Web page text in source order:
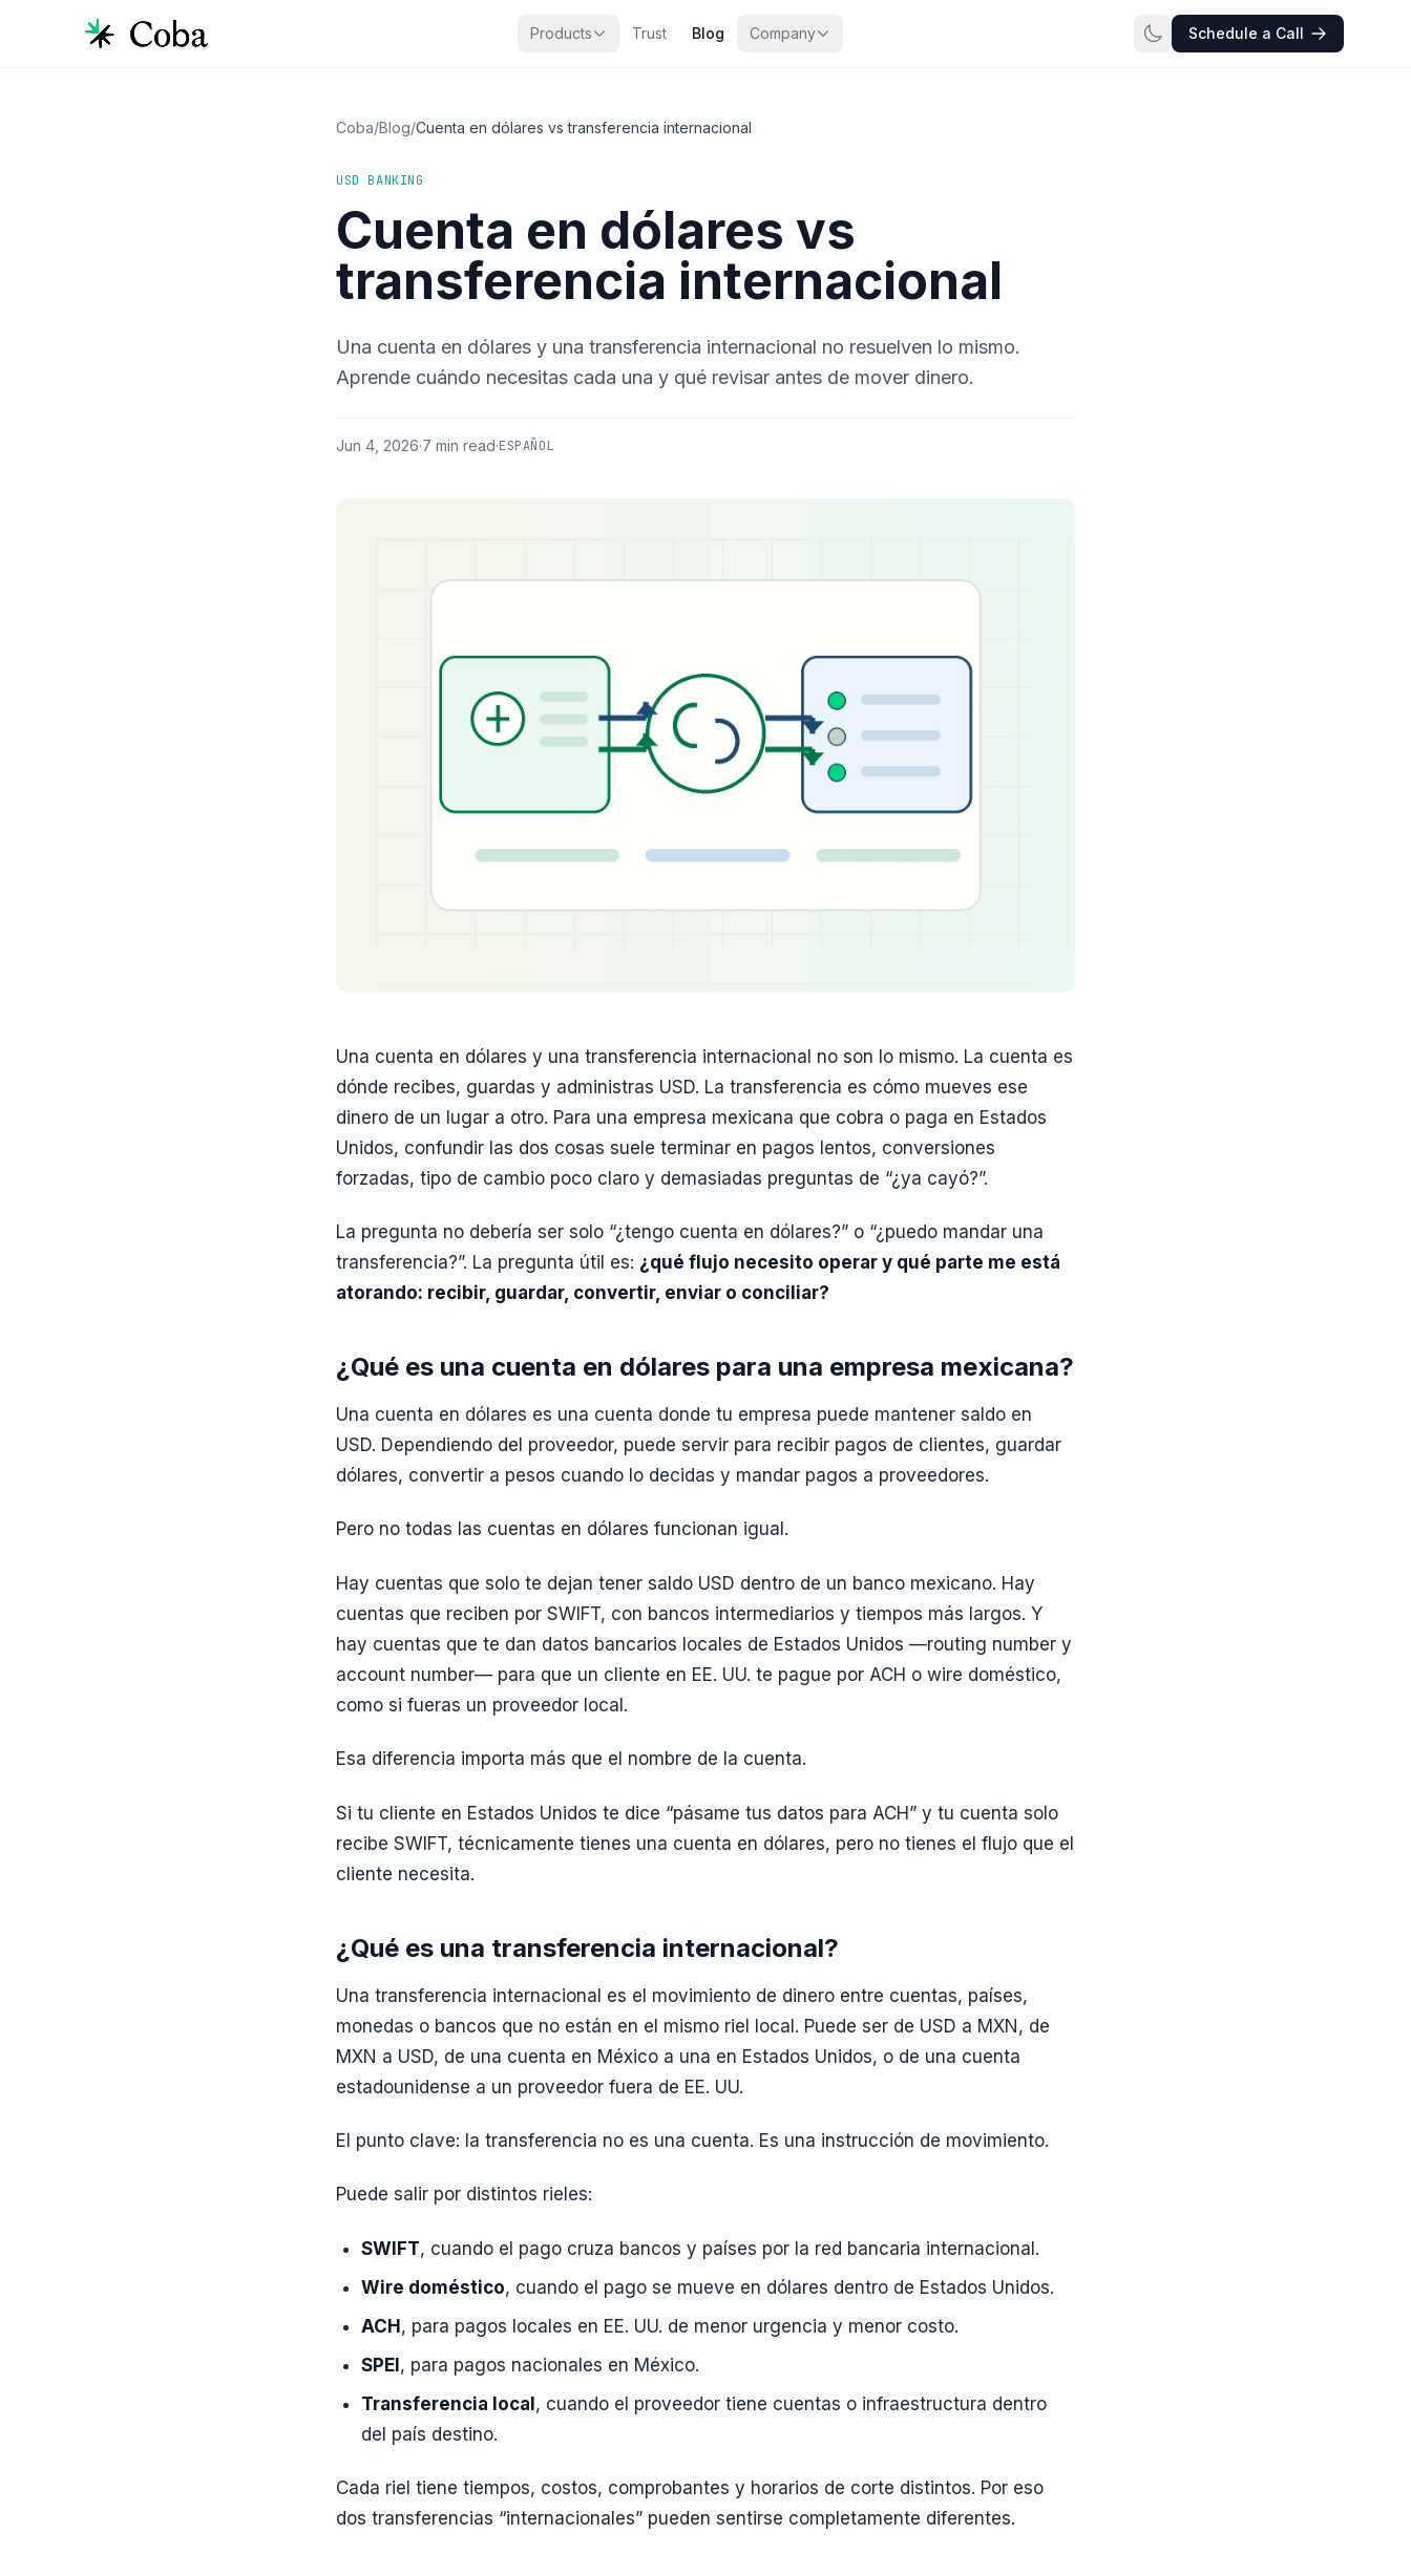
Products Trust Blog Company Schedule a Call
Coba/Blog/Cuenta en dólares vs transferencia internacional
USD BANKING
Cuenta en dólares vs
transferencia internacional
Una cuenta en dólares y una transferencia internacional no resuelven lo mismo.
Aprende cuándo necesitas cada una y qué revisar antes de mover dinero.
Jun 4, 2026·7 min read·ESPAÑOL
Una cuenta en dólares y una transferencia internacional no son lo mismo. La cuenta es
dónde recibes, guardas y administras USD. La transferencia es cómo mueves ese
dinero de un lugar a otro. Para una empresa mexicana que cobra o paga en Estados
Unidos, confundir las dos cosas suele terminar en pagos lentos, conversiones
forzadas, tipo de cambio poco claro y demasiadas preguntas de “¿ya cayó?”.
La pregunta no debería ser solo “¿tengo cuenta en dólares?” o “¿puedo mandar una
transferencia?”. La pregunta útil es: ¿qué flujo necesito operar y qué parte me está
atorando: recibir, guardar, convertir, enviar o conciliar?
¿Qué es una cuenta en dólares para una empresa mexicana?
Una cuenta en dólares es una cuenta donde tu empresa puede mantener saldo en
USD. Dependiendo del proveedor, puede servir para recibir pagos de clientes, guardar
dólares, convertir a pesos cuando lo decidas y mandar pagos a proveedores.
Pero no todas las cuentas en dólares funcionan igual.
Hay cuentas que solo te dejan tener saldo USD dentro de un banco mexicano. Hay
cuentas que reciben por SWIFT, con bancos intermediarios y tiempos más largos. Y
hay cuentas que te dan datos bancarios locales de Estados Unidos —routing number y
account number— para que un cliente en EE. UU. te pague por ACH o wire doméstico,
como si fueras un proveedor local.
Esa diferencia importa más que el nombre de la cuenta.
Si tu cliente en Estados Unidos te dice “pásame tus datos para ACH” y tu cuenta solo
recibe SWIFT, técnicamente tienes una cuenta en dólares, pero no tienes el flujo que el
cliente necesita.
¿Qué es una transferencia internacional?
Una transferencia internacional es el movimiento de dinero entre cuentas, países,
monedas o bancos que no están en el mismo riel local. Puede ser de USD a MXN, de
MXN a USD, de una cuenta en México a una en Estados Unidos, o de una cuenta
estadounidense a un proveedor fuera de EE. UU.
El punto clave: la transferencia no es una cuenta. Es una instrucción de movimiento.
Puede salir por distintos rieles:
SWIFT, cuando el pago cruza bancos y países por la red bancaria internacional.
Wire doméstico, cuando el pago se mueve en dólares dentro de Estados Unidos.
ACH, para pagos locales en EE. UU. de menor urgencia y menor costo.
SPEI, para pagos nacionales en México.
Transferencia local, cuando el proveedor tiene cuentas o infraestructura dentro
del país destino.
Cada riel tiene tiempos, costos, comprobantes y horarios de corte distintos. Por eso
dos transferencias “internacionales” pueden sentirse completamente diferentes.